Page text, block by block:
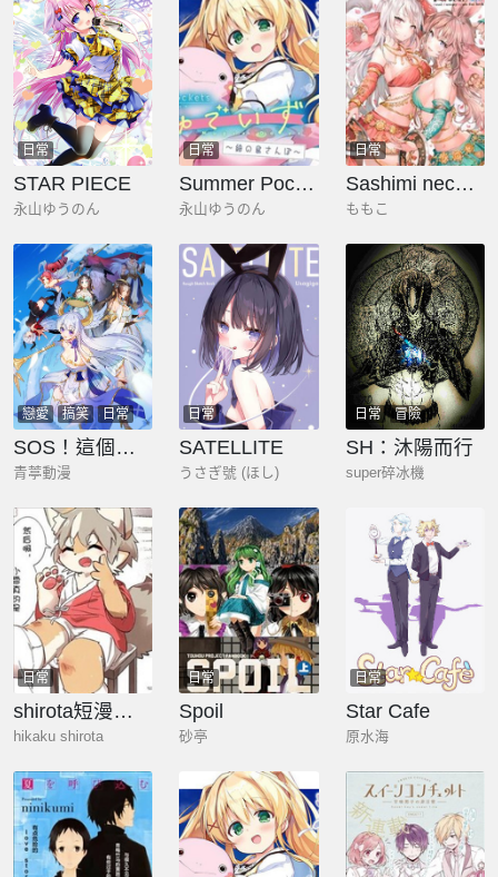
日常
STAR PIECE
永山ゆうのん
日常
Summer Pockets 姆啾的時光~紬的小島漫步~
永山ゆうのん
日常
Sashimi necoya Patch
ももこ
戀愛 搞笑
日常
奇幻
SOS！這個學校沒人類
青葶動漫
日常
SATELLITE
うさぎ號 (ほし)
日常 冒險
SH：沐陽而行
super碎冰機
日常
shirota短漫翻譯
hikaku shirota
日常
Spoil
砂亭
日常
Star Cafe
原水海